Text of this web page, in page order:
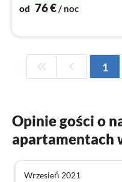
od 76€/ noc
1
Opinie gości o
apartamentach
Wrzesień 2021